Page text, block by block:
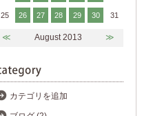
25 26 27 28 29 30 31
≪ August 2013 ≫
カテゴリを追加